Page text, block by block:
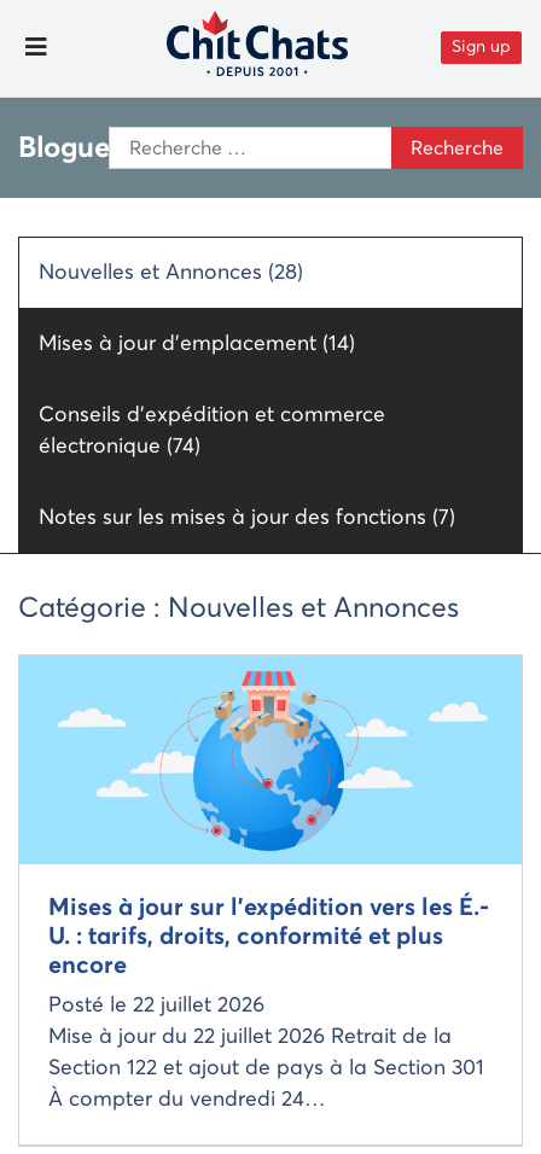
Sign up
BlogueSearch
for:
Nouvelles et Annonces (28)
Mises à jour d’emplacement (14)
Conseils d’expédition et commerce
électronique (74)
Notes sur les mises à jour des fonctions (7)
Catégorie : Nouvelles et Annonces
Mises à jour sur l’expédition vers les É.-
U. : tarifs, droits, conformité et plus
encore
Posté le 22 juillet 2026
Mise à jour du 22 juillet 2026 Retrait de la
Section 122 et ajout de pays à la Section 301
À compter du vendredi 24…